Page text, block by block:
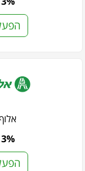
3% קאשבק